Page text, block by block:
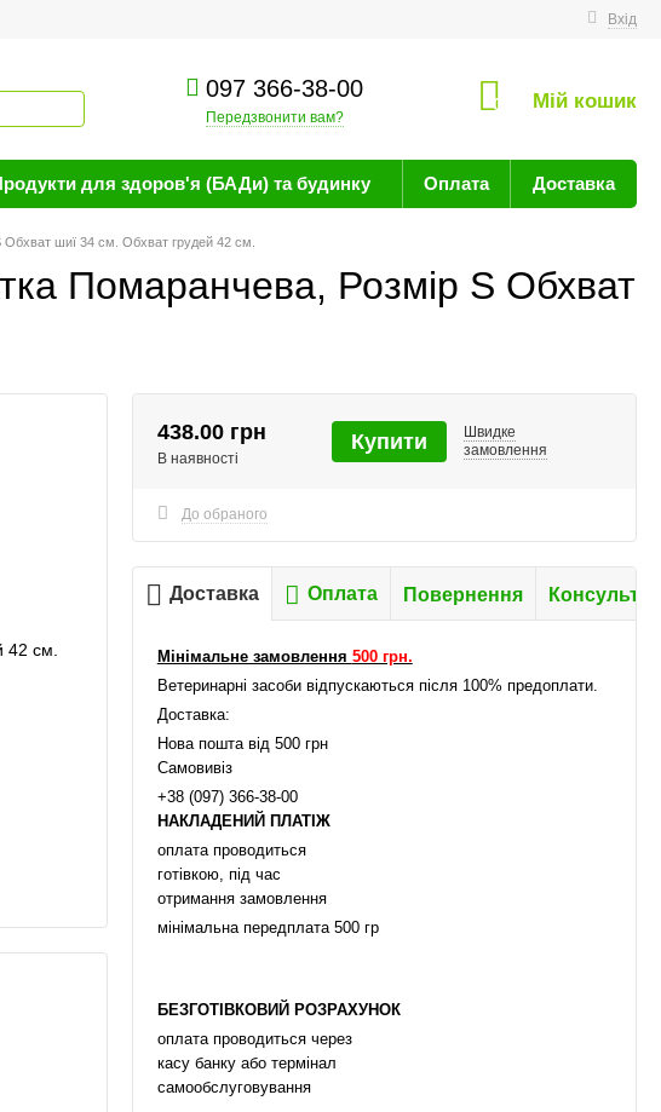
Вхід
097 366-38-00
Передзвонити вам?
0 Мій кошик
для здоров'я (БАДи) та будинку Оплата Доставка
шиї 34 см. Обхват грудей 42 см.
Помаранчева, Розмір S Обхват
438.00 грн
В наявності
Купити
Швидке
замовлення
До обраного
Доставка Оплата Повернення
Мінімальне замовлення 500 грн.
Ветеринарні засоби відпускаються після 100% предоплати.
Доставка:
Нова пошта від 500 грн
Самовивіз
+38 (097) 366-38-00
НАКЛАДЕНИЙ ПЛАТІЖ
оплата проводиться
готівкою, під час
отримання замовлення
мінімальна передплата 500 гр
БЕЗГОТІВКОВИЙ РОЗРАХУНОК
оплата проводиться через
касу банку або термінал
самообслуговування